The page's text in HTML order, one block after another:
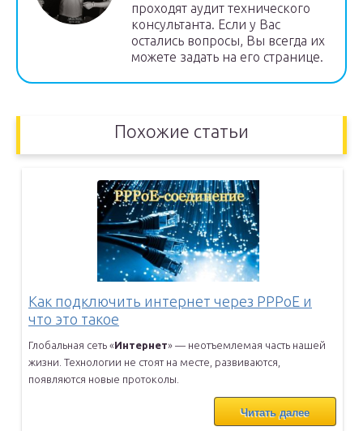
проходят аудит технического
консультанта. Если у Вас
остались вопросы, Вы всегда их
можете задать на его странице.
Похожие статьи
Как подключить интернет через PPPoE и
что это такое
Глобальная сеть «Интернет» — неотъемлемая часть нашей
жизни. Технологии не стоят на месте, развиваются,
появляются новые протоколы.
Читать далее